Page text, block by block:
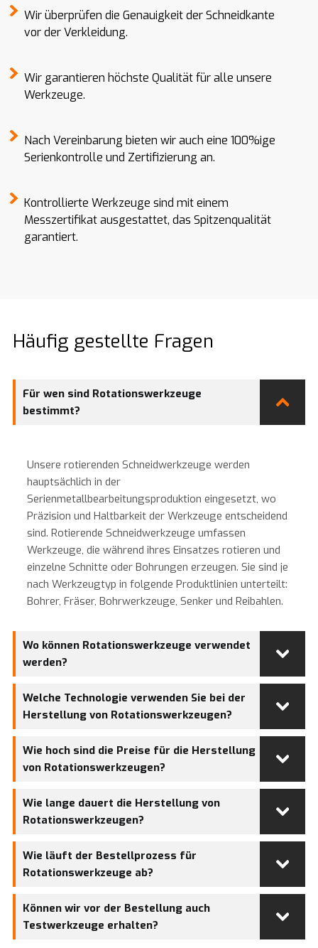
Wir überprüfen die Genauigkeit der Schneidkante
vor der Verkleidung.
Wir garantieren höchste Qualität für alle unsere
Werkzeuge.
Nach Vereinbarung bieten wir auch eine 100%ige
Serienkontrolle und Zertifizierung an.
Kontrollierte Werkzeuge sind mit einem
Messzertifikat ausgestattet, das Spitzenqualität
garantiert.
Häufig gestellte Fragen
Für wen sind Rotationswerkzeuge
bestimmt?
Unsere rotierenden Schneidwerkzeuge werden
hauptsächlich in der
Serienmetallbearbeitungsproduktion eingesetzt, wo
Präzision und Haltbarkeit der Werkzeuge entscheidend
sind. Rotierende Schneidwerkzeuge umfassen
Werkzeuge, die während ihres Einsatzes rotieren und
einzelne Schnitte oder Bohrungen erzeugen. Sie sind je
nach Werkzeugtyp in folgende Produktlinien unterteilt:
Bohrer, Fräser, Bohrwerkzeuge, Senker und Reibahlen.
Wo können Rotationswerkzeuge verwendet
werden?
Welche Technologie verwenden Sie bei der
Herstellung von Rotationswerkzeugen?
Wie hoch sind die Preise für die Herstellung
von Rotationswerkzeugen?
Wie lange dauert die Herstellung von
Rotationswerkzeugen?
Wie läuft der Bestellprozess für
Rotationswerkzeuge ab?
Können wir vor der Bestellung auch
Testwerkzeuge erhalten?